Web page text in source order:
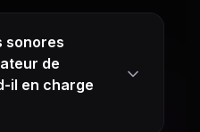
sonores
de
il en charge